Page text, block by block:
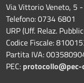
Via Vittorio Veneto, 5
Telefono: 0734 6801
URP (Uff. Relaz.
Codice Fiscale:
Partita IVA:
PEC: